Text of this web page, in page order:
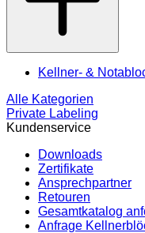
Kellner- &
Alle Kategorien
Private Labeling
Kundenservice
Downloads
Zertifikate
Ansprechpartner
Retouren
Gesamtkatalog
Anfrage